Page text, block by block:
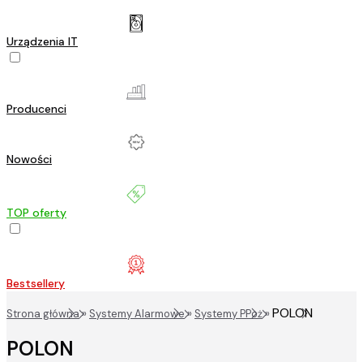
Urządzenia IT
Producenci
Nowości
TOP oferty
Bestsellery
Strona główna» Systemy Alarmowe» Systemy PPoż»POLON
POLON